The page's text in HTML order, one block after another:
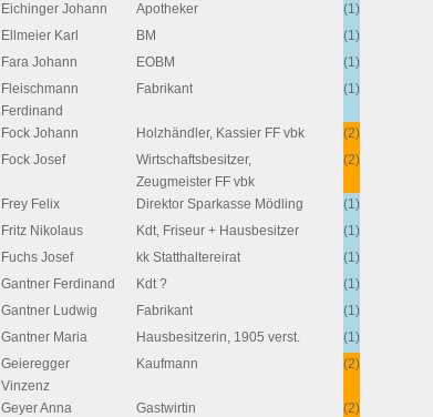
Eichinger Johann Apotheker
(1)
Ellmeier Karl BM
(1)
Fara Johann EOBM
(1)
Fleischmann
Ferdinand
Fabrikant (1)
Fock Johann Holzhändler, Kassier FF vbk
(2)
Fock Josef
Wirtschaftsbesitzer,
Zeugmeister FF vbk
(2)
Frey Felix Direktor Sparkasse Mödling
(1)
Fritz Nikolaus Kdt, Friseur + Hausbesitzer
(1)
Fuchs Josef kk Statthaltereirat
(1)
Gantner Ferdinand Kdt ?
(1)
Gantner Ludwig Fabrikant
(1)
Gantner Maria Hausbesitzerin, 1905 verst.
(1)
Geieregger
Vinzenz
Kaufmann (2)
Geyer Anna Gastwirtin
(2)